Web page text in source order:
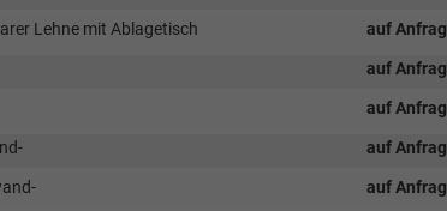
auf
Lehne mit Ablagetisch
auf
auf
auf
auf